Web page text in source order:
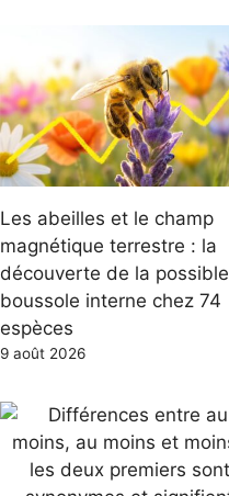
Les abeilles et le champ
magnétique terrestre : la
découverte de la possible
boussole interne chez 74
espèces
9 août 2026